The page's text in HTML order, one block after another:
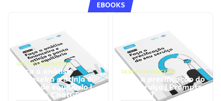
EBOOKS
GESTÃO FINANCEIRA
Faça a análise
financeira e atinja o
ponto de equilíbrio |
Prompts ChatGPT
GESTÃO FINANCEIRA
Faça a precificação do
seu serviço | Prompts
ChatGPT